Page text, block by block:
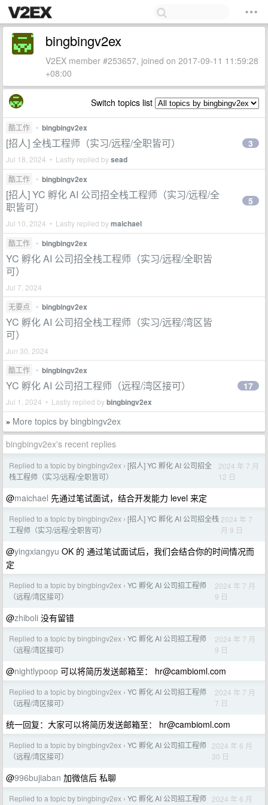
bingbingv2ex
V2EX member #253657, joined on 2017-09-11 11:59:28
+08:00
Switch topics list
酷工作 • bingbingv2ex
[招人] 全栈工程师（实习/远程/全职皆可）
Jul 18, 2024 • Lastly replied bysead
3
酷工作 • bingbingv2ex
[招人] YC 孵化 AI 公司招全栈工程师（实习/远程/全
职皆可）
Jul 10, 2024 • Lastly replied bymaichael
5
酷工作 • bingbingv2ex
YC 孵化 AI 公司招全栈工程师（实习/远程/全职皆
可）
Jul 7, 2024
无要点
• bingbingv2ex
YC 孵化 AI 公司招全栈工程师（实习/远程/湾区皆
可）
Jun 30, 2024
酷工作
• bingbingv2ex
YC 孵化 AI 公司招工程师（远程/湾区接可）
Jul 1, 2024 • Lastly replied bybingbingv2ex
17
» More topics by bingbingv2ex
bingbingv2ex's recent replies
Replied to a topic by bingbingv2ex › [招人] YC 孵化 AI 公司招全
栈工程师（实习/远程/全职皆可）
2024 年 7 月
12 日
@maichael 先通过笔试面试，结合开发能力 level 来定
Replied to a topic by bingbingv2ex › [招人] YC 孵化 AI 公司招全栈
工程师（实习/远程/全职皆可）
2024 年 7
月 9 日
@yingxiangyu OK 的 通过笔试面试后，我们会结合你的时间情况而
定
Replied to a topic by bingbingv2ex › YC 孵化 AI 公司招工程师
（远程/湾区接可）
2024 年 7 月
9 日
@zhiboli 没有留错
Replied to a topic by bingbingv2ex › YC 孵化 AI 公司招工程师
（远程/湾区接可）
2024 年 7 月
9 日
@nightlypoop 可以将简历发送邮箱至： hr@cambioml.com
Replied to a topic by bingbingv2ex › YC 孵化 AI 公司招工程师
（远程/湾区接可）
2024 年 7 月
7 日
统一回复：大家可以将简历发送邮箱至： hr@cambioml.com
Replied to a topic by bingbingv2ex › YC 孵化 AI 公司招工程师
（远程/湾区接可）
2024 年 6 月
30 日
@996bujiaban 加微信后 私聊
Replied to a topic by bingbingv2ex › YC 孵化 AI 公司招工程师 2024 年 6 月